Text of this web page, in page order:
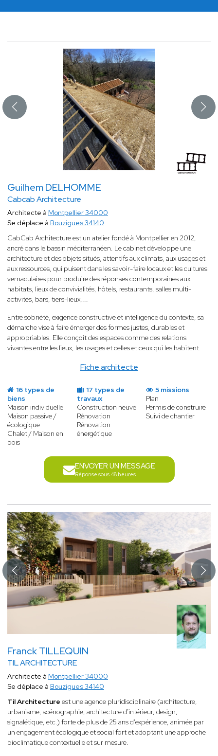
Guilhem DELHOMME
Cabcab Architecture
Fiche architecte
Architecte à Montpellier 34000
Se déplace à Bouzigues 34140
CabCab Architecture est un atelier fondé à Montpellier en 2012,
ancré dans le bassin méditerranéen. Le cabinet développe une
architecture et des objets situés, attentifs aux climats, aux usages et
aux ressources, qui puisent dans les savoir-faire locaux et les cultures
vernaculaires pour produire des réponses contemporaines aux
habitats, lieux de convivialités, hôtels, restaurants, salles multi-
activités, bars, tiers-lieux,...
Entre sobriété, exigence constructive et intelligence du contexte, sa
démarche vise à faire émerger des formes justes, durables et
appropriables. Elle conçoit des espaces comme des relations
vivantes entre les lieux, les usages et celles et ceux qui les habitent.
16 types de
biens
Maison individuelle
Maison passive /
écologique
Chalet / Maison en
bois
17 types de
travaux
Construction neuve
Rénovation
Rénovation
énergétique
5 missions
Plan
Permis de construire
Suivi de chantier
ENVOYER UN MESSAGE
Réponse sous 48 heures
Franck TILLEQUIN
TIL ARCHITECTURE
Architecte à Montpellier 34000
Se déplace à Bouzigues 34140
Til Architecture est une agence pluridisciplinaire (architecture,
urbanisme, scénographie, architecture d'intérieur, design,
signalétique, etc.) forte de plus de 25 ans d'expérience, animée par
un engagement écologique et social fort et adoptant une approche
bioclimatique contextuelle et sur mesure.